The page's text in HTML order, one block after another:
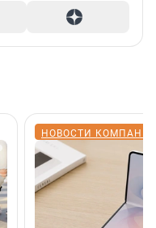
НОВОСТИ